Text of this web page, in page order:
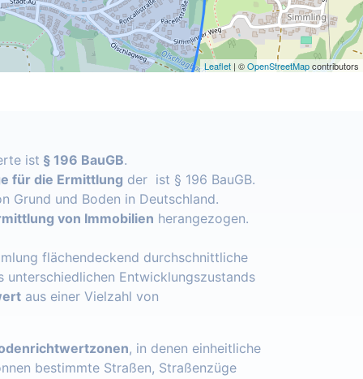
Leaflet | ©OpenStreetMapcontributors
ist § 196 BauGB.
für die Ermittlung der ist § 196 BauGB.
Grund und Boden in Deutschland.
von Immobilien herangezogen.
flächendeckend durchschnittliche
Entwicklungszustands
aus einer Vielzahl von
, in denen einheitliche
bestimmte Straßen, Straßenzüge